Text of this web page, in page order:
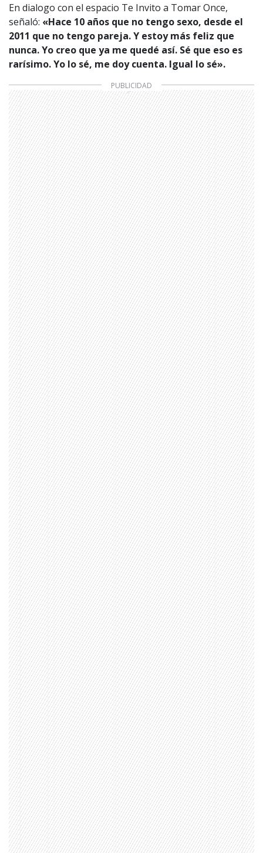
En dialogo con el espacio Te Invito a Tomar Once,
señaló: «Hace 10 años que no tengo sexo, desde el
2011 que no tengo pareja. Y estoy más feliz que
nunca. Yo creo que ya me quedé así. Sé que eso es
rarísimo. Yo lo sé, me doy cuenta. Igual lo sé».